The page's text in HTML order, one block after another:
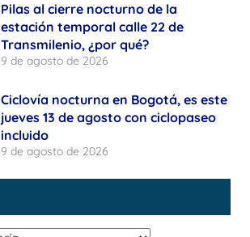
Pilas al cierre nocturno de la
estación temporal calle 22 de
Transmilenio, ¿por qué?
9 de agosto de 2026
Ciclovía nocturna en Bogotá, es este
jueves 13 de agosto con ciclopaseo
incluido
9 de agosto de 2026